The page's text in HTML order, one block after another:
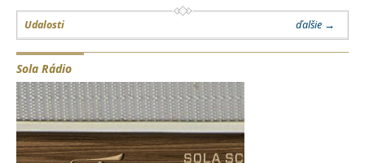
Udalosti ďalšie →
Sola Rádio